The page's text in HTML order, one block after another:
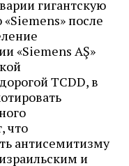
гигантскую
после
«Siemens AŞ»
TCDD, в
что
антисемитизму
и